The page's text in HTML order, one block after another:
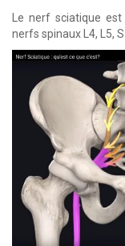
Le nerf sciatique
nerfs spinaux L4, L5,